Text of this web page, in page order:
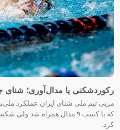
رکوردشکنی یا مدال‌آوری؛ شنای
مربی تیم ملی شنای ایران عملکرد
که با کسب ۹ مدال همراه شد
کرد.